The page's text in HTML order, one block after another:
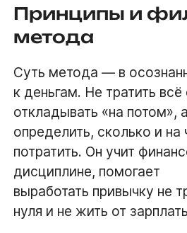
Принципы и
метода
Суть метода — в
к деньгам. Не тратить всё
откладывать «на потом»,
определить, сколько и на
потратить. Он учит
дисциплине, помогает
выработать привычку не
нуля и не жить от